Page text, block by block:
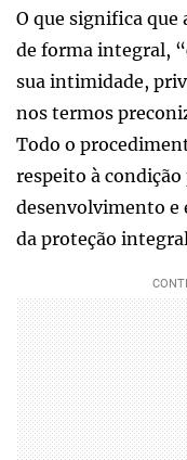
O que significa que
de forma integral,
sua intimidade,
nos termos
Todo o
respeito à condição
desenvolvimento e
da proteção